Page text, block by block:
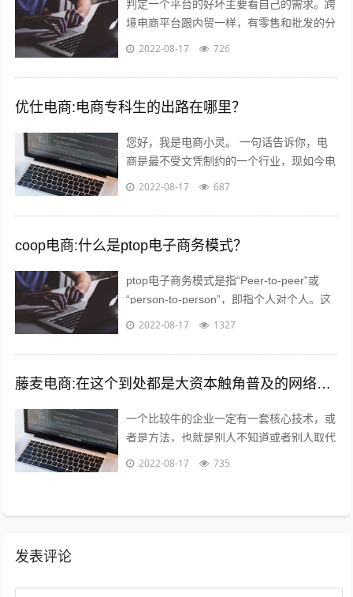
判定一个平台的好坏主要看自己的需求。跨
境电商平台跟内贸一样，有零售和批发的分
别。如果您是个人卖家，那么零售还是批发
2022-08-17 726
优仕电商:电商专科生的出路在哪里？
您好，我是电商小灵。 一句话告诉你，电
商是最不受文凭制约的一个行业，现如今电
商行业的优秀从业人员，70%都是草莽出
2022-08-17 687
coop电商:什么是ptop电子商务模式？
ptop电子商务模式是指“Peer-to-peer”或
“person-to-person”，即指个人对个人。这
种新型的融资模式已经在欧美市场取得了极
2022-08-17 1327
藤麦电商:在这个到处都是大资本触角普及的网络电商时代,普通的穷屌丝如何可以做到逆袭上位？
一个比较牛的企业一定有一套核心技术，或
者是方法，也就是别人不知道或者别人取代
不了的，打个比方，你在国内做一款游戏，
2022-08-17 735
发表评论